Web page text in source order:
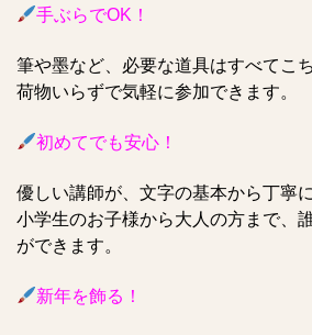
手ぶらでOK！
筆や墨など、必要な道具はすべて こ
荷物いらずで気軽に参加できます。
初めてでも安心！
優しい講師が、文字の基本から丁寧に
小学生のお子様から大人の方まで、
ができます。
新年を飾る！